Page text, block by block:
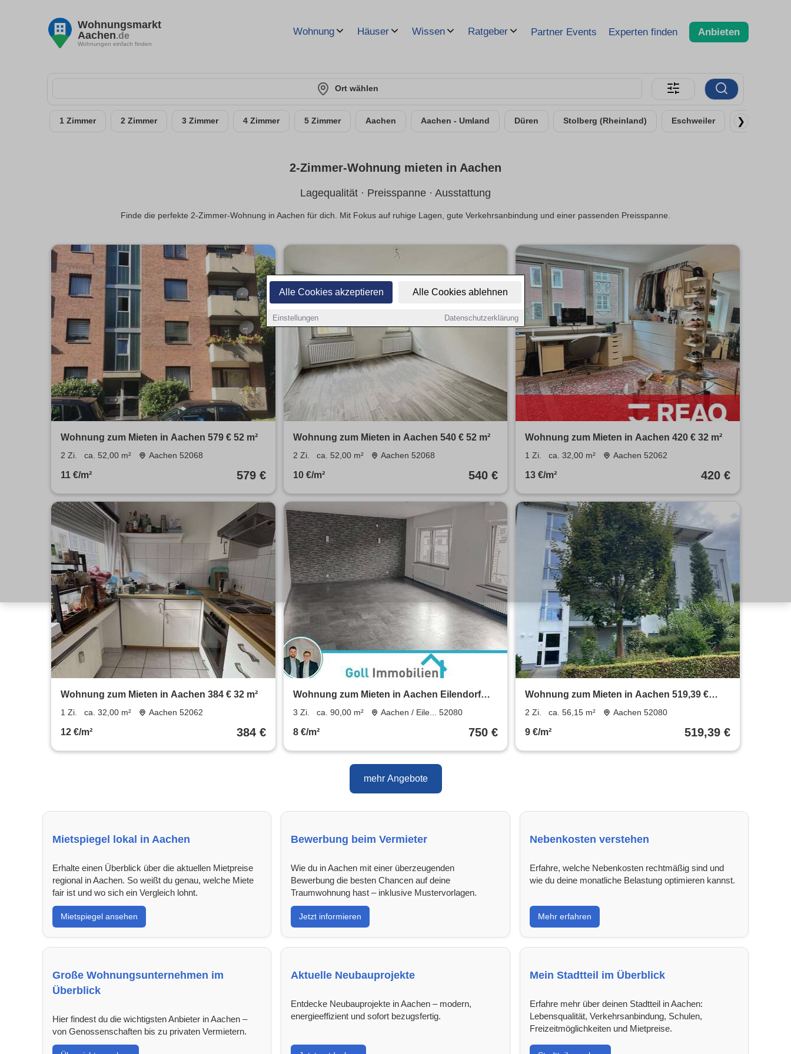
Alle Cookies akzeptieren Alle Cookies ablehnen
Einstellungen Datenschutzerklärung
Wohnungsmarkt
Aachen.de
Wohnungen einfach finden
Wohnung Häuser Wissen Ratgeber Partner Events Experten finden Anbieten
Ort wählen
1 Zimmer 2 Zimmer 3 Zimmer 4 Zimmer 5 Zimmer Aachen Aachen - Umland Düren Stolberg (Rheinland) Eschweiler Alsdorf
❯
2-Zimmer-Wohnung mieten in Aachen
Lagequalität · Preisspanne · Ausstattung
Finde die perfekte 2-Zimmer-Wohnung in Aachen für dich. Mit Fokus auf ruhige Lagen, gute Verkehrsanbindung und einer passenden Preisspanne.
Wohnung zum Mieten in Aachen 579 € 52 m²
2 Zi. ca. 52,00 m² Aachen 52068
11 €/m² 579 €
Wohnung zum Mieten in Aachen 540 € 52 m²
2 Zi. ca. 52,00 m² Aachen 52068
10 €/m² 540 €
Wohnung zum Mieten in Aachen 420 € 32 m²
1 Zi. ca. 32,00 m² Aachen 52062
13 €/m² 420 €
Wohnung zum Mieten in Aachen 384 € 32 m²
1 Zi. ca. 32,00 m² Aachen 52062
12 €/m² 384 €
Wohnung zum Mieten in Aachen Eilendorf
750 € 90 m²
3 Zi. ca. 90,00 m² Aachen / Eile... 52080
8 €/m² 750 €
Wohnung zum Mieten in Aachen 519,39 €
56.15 m²
2 Zi. ca. 56,15 m² Aachen 52080
9 €/m² 519,39 €
mehr Angebote
Mietspiegel lokal in Aachen
Erhalte einen Überblick über die aktuellen Mietpreise
regional in Aachen. So weißt du genau, welche Miete
fair ist und wo sich ein Vergleich lohnt.
Mietspiegel ansehen
Bewerbung beim Vermieter
Wie du in Aachen mit einer überzeugenden
Bewerbung die besten Chancen auf deine
Traumwohnung hast – inklusive Mustervorlagen.
Jetzt informieren
Nebenkosten verstehen
Erfahre, welche Nebenkosten rechtmäßig sind und
wie du deine monatliche Belastung optimieren kannst.
Mehr erfahren
Große Wohnungsunternehmen im
Überblick
Hier findest du die wichtigsten Anbieter in Aachen –
von Genossenschaften bis zu privaten Vermietern.
Aktuelle Neubauprojekte
Entdecke Neubauprojekte in Aachen – modern,
energieeffizient und sofort bezugsfertig.
Mein Stadtteil im Überblick
Erfahre mehr über deinen Stadtteil in Aachen:
Lebensqualität, Verkehrsanbindung, Schulen,
Freizeitmöglichkeiten und Mietpreise.